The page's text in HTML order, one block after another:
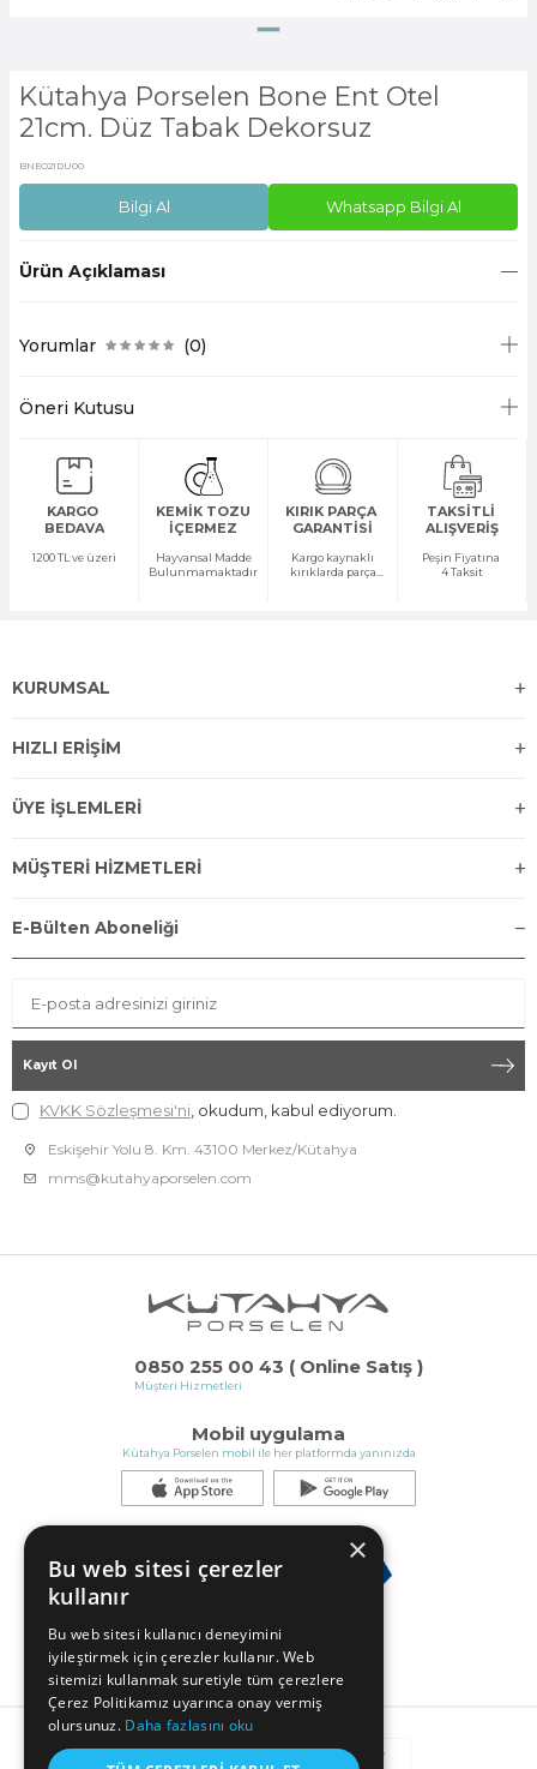
Kütahya Porselen Bone Ent Otel
21cm. Düz Tabak Dekorsuz
BNEO21DU00
Bilgi Al Whatsapp Bilgi Al
Ürün Açıklaması
Yorumlar (0)
Öneri Kutusu
KARGO
BEDAVA
1200 TL ve üzeri
KEMİK TOZU
İÇERMEZ
Hayvansal Madde
Bulunmamaktadır
KIRIK PARÇA
GARANTİSİ
Kargo kaynaklı
kırıklarda parça
TAKSİTLİ
ALIŞVERİŞ
Peşin Fiyatına
4 Taksit
0850 255 00 43 ( Online Satış )
Müşteri Hizmetleri
Mobil uygulama
Kütahya Porselen mobil ile her platformda yanınızda
KURUMSAL
HIZLI ERİŞİM
ÜYE İŞLEMLERİ
MÜŞTERİ HİZMETLERİ
E-Bülten Aboneliği
Kayıt Ol
KVKK Sözleşmesi'ni , okudum, kabul ediyorum.
Eskişehir Yolu 8. Km. 43100 Merkez/Kütahya
mms@kutahyaporselen.com
×
Bu web sitesi çerezler
kullanır
Bu web sitesi kullanıcı deneyimini
iyileştirmek için çerezler kullanır. Web
sitemizi kullanmak suretiyle tüm çerezlere
Çerez Politikamız uyarınca onay vermiş
olursunuz. Daha fazlasını oku